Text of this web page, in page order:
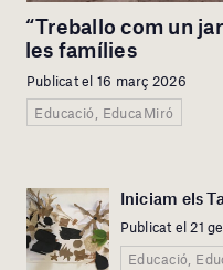
“Treballo com un
les famílies
Publicat el 16 març 2026
Educació, EducaMiró
Iniciam els
Publicat el 21
Educació,